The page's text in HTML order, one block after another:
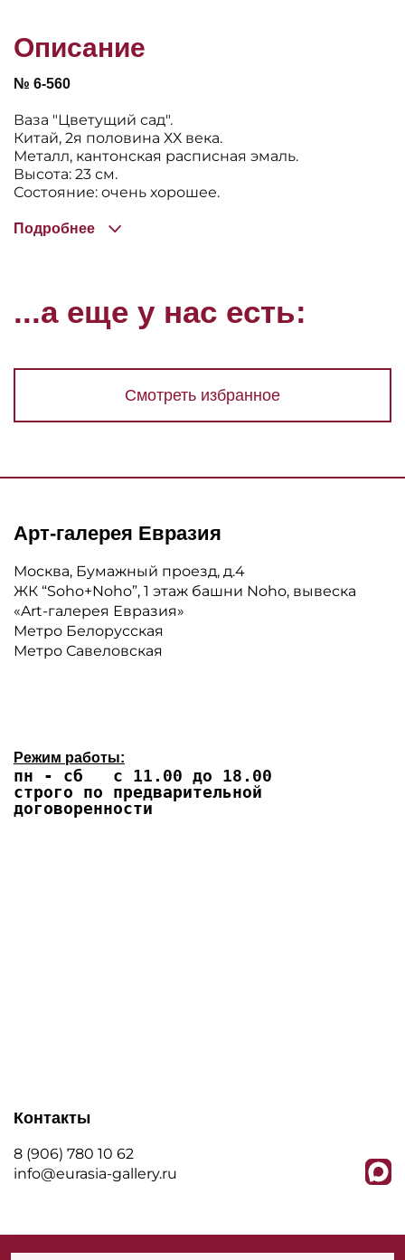
Описание
№ 6-560
Ваза "Цветущий сад".
Китай, 2я половина ХХ века.
Металл, кантонская расписная эмаль.
Высота: 23 см.
Состояние: очень хорошее.
Подробнее
...а еще у нас есть:
Смотреть избранное
Арт-галерея Евразия
Москва, Бумажный проезд, д.4
ЖК “Soho+Noho”, 1 этаж башни Noho, вывеска
«Art-галерея Евразия»
Метро Белорусская
Метро Савеловская
Режим работы:
пн - сб с 11.00 до 18.00
строго по предварительной
договоренности
Контакты
8 (906) 780 10 62
info@eurasia-gallery.ru